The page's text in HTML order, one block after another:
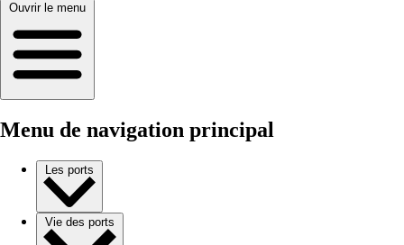
Ouvrir le menu
Menu de navigation principal
Les ports
Vie des ports